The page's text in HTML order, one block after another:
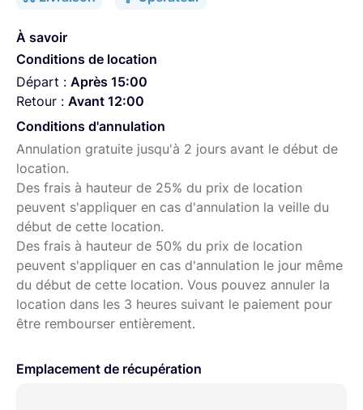
Moniteur 2200nits FeelWorld LUT7 :
https://www.lightyshare.com/annonce/show/34189
Micro HF DJI mic 2 :
https://www.lightyshare.com/annonce/show/34165
Micro Canon Seinheiser MKE600 :
https://www.lightyshare.com/annonce/show/34168
Drone DJI mini 2 :
https://www.lightyshare.com/annonce/show/34188
Zoom H6 :
https://www.lightyshare.com/annonce/show/34169
Prompteur + Tablette :
https://www.lightyshare.com/annonce/show/34162
À savoir
Conditions de location
Départ : Après 15:00
Retour : Avant 12:00
Conditions d'annulation
Annulation gratuite jusqu'à 2 jours avant le début de
location.
Des frais à hauteur de 25% du prix de location
peuvent s'appliquer en cas d'annulation la veille du
début de cette location.
Des frais à hauteur de 50% du prix de location
peuvent s'appliquer en cas d'annulation le jour même
du début de cette location. Vous pouvez annuler la
location dans les 3 heures suivant le paiement pour
être rembourser entièrement.
Emplacement de récupération